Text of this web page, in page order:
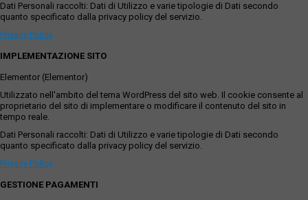
Dati Personali raccolti: Dati di Utilizzo e varie tipologie di Dati secondo
quanto specificato dalla privacy policy del servizio.
Privacy Policy
IMPLEMENTAZIONE SITO
Elementor (Elementor)
Utilizzato nell'ambito del tema WordPress del sito web. Il cookie consente al
proprietario del sito di implementare o modificare il contenuto del sito in
tempo reale.
Dati Personali raccolti: Dati di Utilizzo e varie tipologie di Dati secondo
quanto specificato dalla privacy policy del servizio.
Privacy Policy
GESTIONE PAGAMENTI